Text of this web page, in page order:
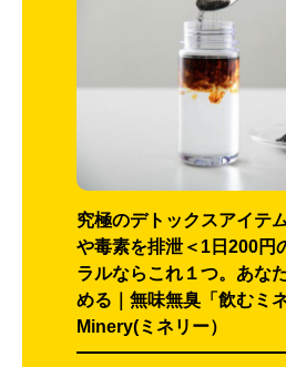
究極のデトックスアイテ
や毒素を排泄＜1日200円
ラルならこれ１つ。あな
める｜無味無臭「飲むミ
Minery(ミネリー）